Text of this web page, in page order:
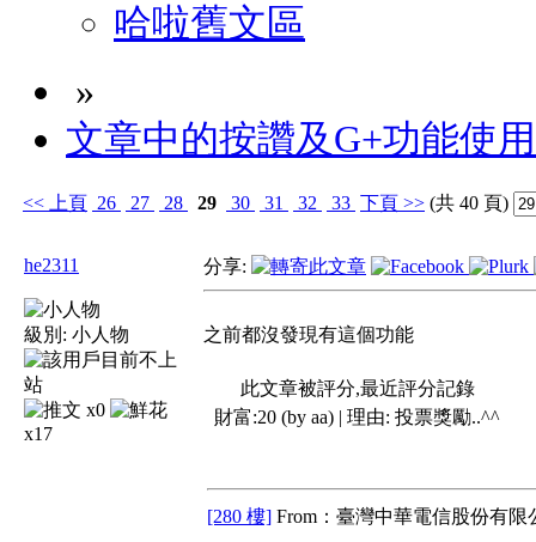
哈啦舊文區
»
文章中的按讚及G+功能使
<< 上頁 26 27 28 29 30 31 32 33 下頁 >> (共 40 頁)
he2311
級別: 小人物
x0
x17
分享:
之前都沒發現有這個功能
此文章被評分,最近評分記錄
財富:20 (by aa) | 理由: 投票獎勵..^^
[280 樓] From：臺灣中華電信股份有限